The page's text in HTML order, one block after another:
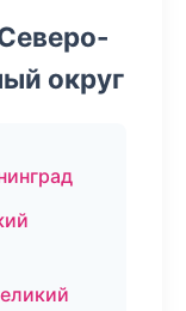
округ